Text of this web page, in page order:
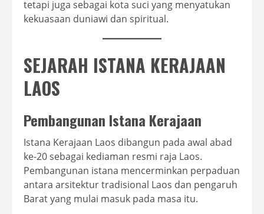
tetapi juga sebagai kota suci yang menyatukan
kekuasaan duniawi dan spiritual.
SEJARAH ISTANA KERAJAAN
LAOS
Pembangunan Istana Kerajaan
Istana Kerajaan Laos dibangun pada awal abad
ke-20 sebagai kediaman resmi raja Laos.
Pembangunan istana mencerminkan perpaduan
antara arsitektur tradisional Laos dan pengaruh
Barat yang mulai masuk pada masa itu.